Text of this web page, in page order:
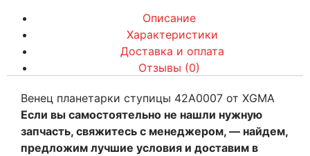
Описание
Характеристики
Доставка и оплата
Отзывы (0)
Венец планетарки ступицы 42A0007 от XGMA
Если вы самостоятельно не нашли нужную
запчасть, свяжитесь с менеджером, — найдем,
предложим лучшие условия и доставим в